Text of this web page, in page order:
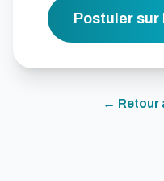
Postuler
← Retour